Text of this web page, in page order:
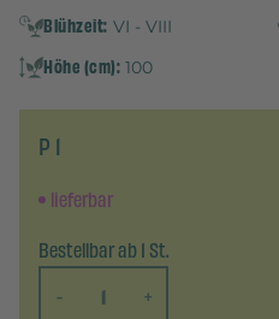
Blühzeit: VI - VIII
Höhe (cm): 100
P 1
lieferbar
Bestellbar ab 1 St.
-
+